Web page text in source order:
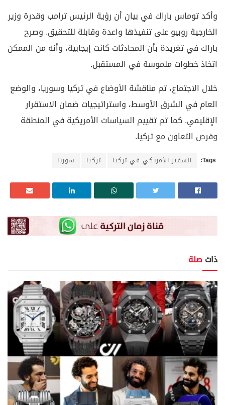
وأكد توماس باراك في بيان أن رؤية الرئيس ترامب وقدرة وزير
الخارجية روبيو على تنفيذها واعدة وقابلة للتحقيق. وصرح
باراك في تغريدة بأن المحادثات كانت إيجابية، وأنه من الممكن
اتخاذ خطوات ملموسة في المستقبل.
خلال الاجتماع، تم مناقشة الأوضاع في تركيا وسوريا، والوضع
العام في الشرق الأوسط، واستراتيجيات ضمان الاستقرار
الإقليمي. كما تم تقييم السياسات الأمريكية في المنطقة
وفرص التعاون مع تركيا.
Tags: السفير الأمريكي في تركيا تركيا سوريا
ذات صلة